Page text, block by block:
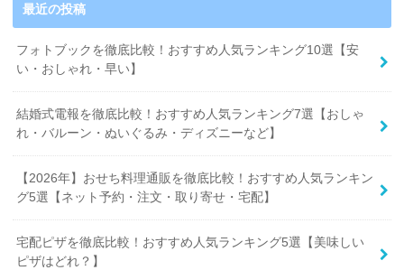
最近の投稿
フォトブックを徹底比較！おすすめ人気ランキング10選【安
い・おしゃれ・早い】
結婚式電報を徹底比較！おすすめ人気ランキング7選【おしゃ
れ・バルーン・ぬいぐるみ・ディズニーなど】
【2026年】おせち料理通販を徹底比較！おすすめ人気ランキン
グ5選【ネット予約・注文・取り寄せ・宅配】
宅配ピザを徹底比較！おすすめ人気ランキング5選【美味しい
ピザはどれ？】